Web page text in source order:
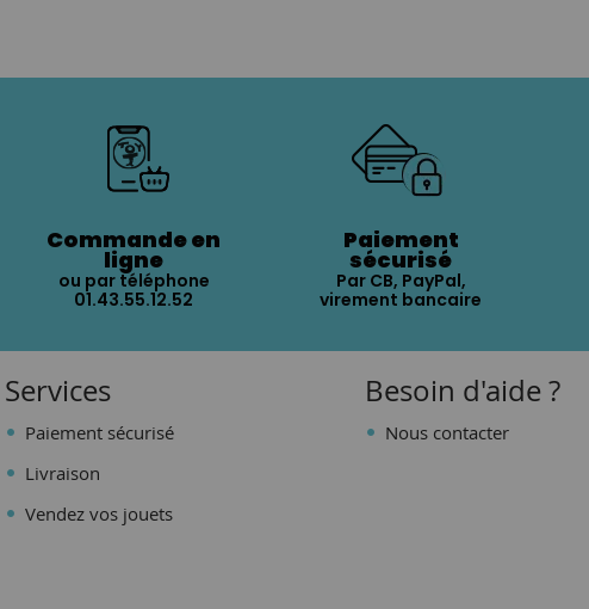
Commande en
ligne
ou par téléphone
01.43.55.12.52
Paiement
sécurisé
Par CB, PayPal,
virement bancaire
Services
Paiement sécurisé
Livraison
Vendez vos jouets
Besoin d'aide ?
Nous contacter